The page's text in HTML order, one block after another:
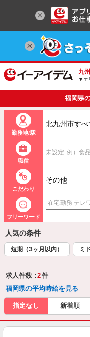
九
▼エ
福岡県
勤務地/駅
職種
未設定 例）食
こだわり
その他
フリーワード
人気の条件
短期（3ヶ月以内） ミ
求人件数 : 2件
福岡県の平均時給を見る
指定なし 新着順